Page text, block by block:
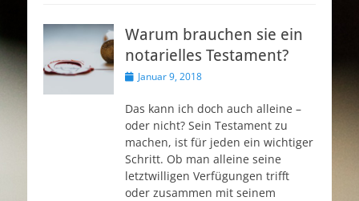
Warum brauchen sie ein
notarielles Testament?
Veröffentlicht
Januar 9, 2018
Das kann ich doch auch alleine –
oder nicht? Sein Testament zu
machen, ist für jeden ein wichtiger
Schritt. Ob man alleine seine
letztwilligen Verfügungen trifft
oder zusammen mit seinem